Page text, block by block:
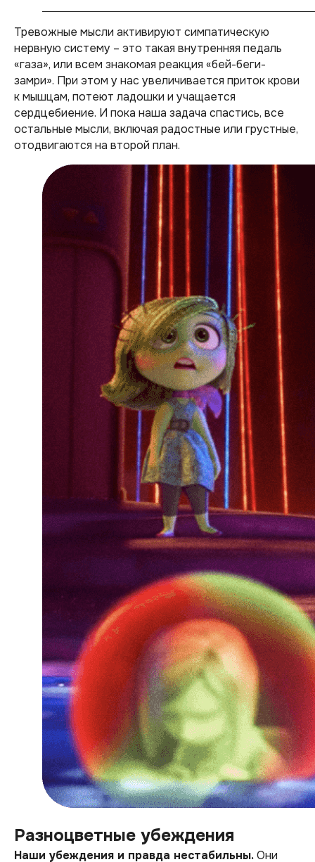
Тревожные мысли активируют симпатическую
нервную систему – это такая внутренняя педаль
«газа», или всем знакомая реакция «бей-беги-
замри». При этом у нас увеличивается приток крови
к мышцам, потеют ладошки и учащается
сердцебиение. И пока наша задача спастись, все
остальные мысли, включая радостные или грустные,
отодвигаются на второй план.
Разноцветные убеждения
Наши убеждения и правда нестабильны.Они